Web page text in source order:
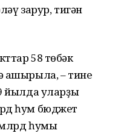
зарур, тигән
58 төбәк
ашырыла, – тине
йылда уларҙы
һум бюджет
млрд һумы